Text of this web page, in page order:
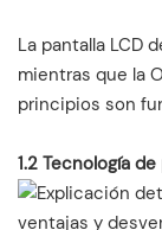
La pantalla LCD
mientras que la
principios son
1.2 Tecnología